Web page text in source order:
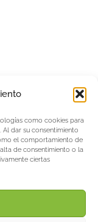
como cookies para
dar su consentimiento
el comportamiento de
de consentimiento o la
ciertas